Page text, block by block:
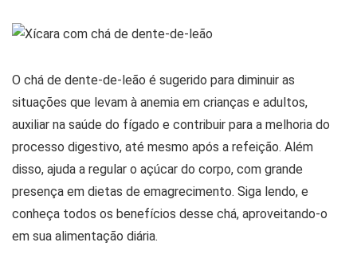
O chá de dente-de-leão é sugerido para diminuir as
situações que levam à anemia em crianças e adultos,
auxiliar na saúde do fígado e contribuir para a melhoria do
processo digestivo, até mesmo após a refeição. Além
disso, ajuda a regular o açúcar do corpo, com grande
presença em dietas de emagrecimento. Siga lendo, e
conheça todos os benefícios desse chá, aproveitando-o
em sua alimentação diária.